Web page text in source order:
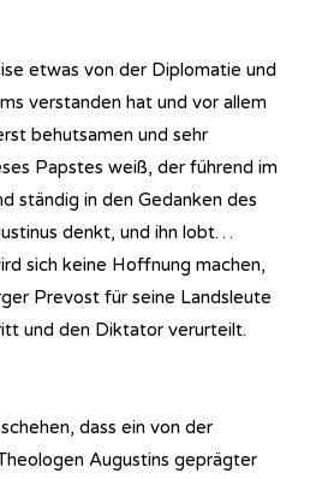
etwas von der Diplomatie und
verstanden hat und vor allem
behutsamen und sehr
Papstes weiß, der führend im
ständig in den Gedanken des
denkt, und ihn lobt…
sich keine Hoffnung machen,
Prevost für seine Landsleute
und den Diktator verurteilt.
dass ein von der
Augustins geprägter